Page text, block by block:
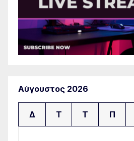
Αύγουστος 2026
Δ Τ Τ Π